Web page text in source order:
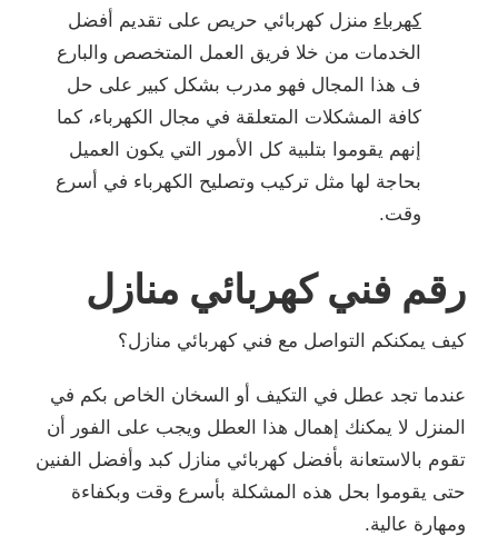
كهرباء منزل كهربائي حريص على تقديم أفضل
الخدمات من خلا فريق العمل المتخصص والبارع
ف هذا المجال فهو مدرب بشكل كبير على حل
كافة المشكلات المتعلقة في مجال الكهرباء، كما
إنهم يقوموا بتلبية كل الأمور التي يكون العميل
بحاجة لها مثل تركيب وتصليح الكهرباء في أسرع
وقت.
رقم فني كهربائي منازل
كيف يمكنكم التواصل مع فني كهربائي منازل؟
عندما تجد عطل في التكيف أو السخان الخاص بكم في
المنزل لا يمكنك إهمال هذا العطل ويجب على الفور أن
تقوم بالاستعانة بأفضل كهربائي منازل كبد وأفضل الفنين
حتى يقوموا بحل هذه المشكلة بأسرع وقت وبكفاءة
ومهارة عالية.